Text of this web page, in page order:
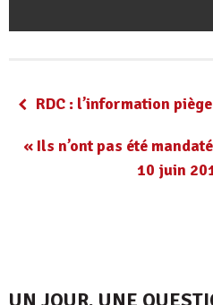
RDC : l’information piège
« Ils n’ont pas été
10 juin
UN JOUR, UNE